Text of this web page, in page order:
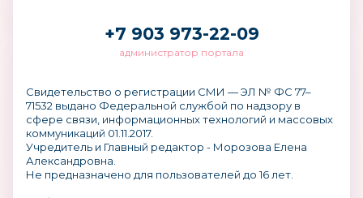
+7 903 973-22-09
администратор портала
Свидетельство о регистрации СМИ — ЭЛ № ФС 77–
71532 выдано Федеральной службой по надзору в
сфере связи, информационных технологий и массовых
коммуникаций 01.11.2017.
Учредитель и Главный редактор - Морозова Елена
Александровна.
Не предназначено для пользователей до 16 лет.